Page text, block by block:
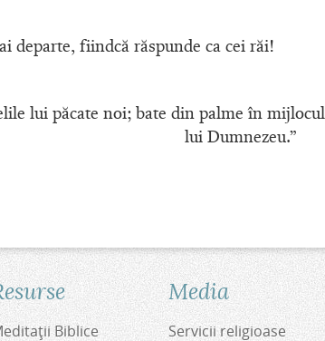
departe, fiindcă răspunde ca cei răi!
lui păcate noi; bate din palme în
lui Dumnezeu.”
Biblice
Media
Servicii religioase